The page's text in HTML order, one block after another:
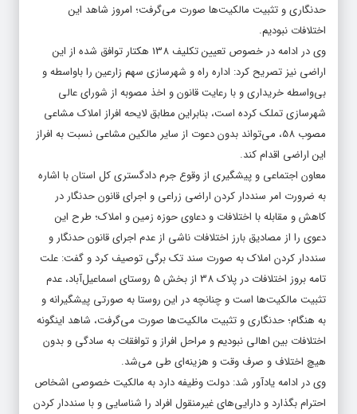
حدنگاری و تثبیت مالکیت‌ها صورت می‌گرفت؛ امروز شاهد این
اختلافات نبودیم.
وی در ادامه در خصوص تعیین تکلیف 138 هکتار توافق شده از این
اراضی نیز تصریح کرد: اداره راه و شهرسازی سهم زارعین را با‌واسطه و
بی‌واسطه خریداری و با رعایت قانون و اخذ مصوبه از شورای عالی
شهرسازی تملک کرده است، بنابراین مطابق لایحه افراز املاک مشاعی
مصوب 58، می‌تواند بدون دعوت از سایر مالکین مشاعی نسبت به افراز
این اراضی اقدام کند.
معاون اجتماعی و پیشگیری از وقوع جرم دادگستری کل استان با اشاره
به ضرورت امر سنددار کردن اراضی زراعی و اجرای قانون حدنگار در
کاهش و مقابله با اختلافات و دعاوی حوزه زمین و املاک؛ طرح این
دعوی را از مصادیق بارز اختلافات ناشی از عدم اجرای قانون حدنگار و
سنددار کردن املاک به صورت سند تک برگی توصیف کرد و گفت: علت
تامه بروز اختلافات در پلاک 38 از بخش 5 روستای اسماعیل‌آباد، عدم
تثبیت مالکیت‌ها است و چنانچه در این روستا به صورتی پیشگیرانه و
به هنگام؛ حدنگاری و تثبیت مالکیت‌ها صورت می‌گرفت، شاهد اینگونه
اختلافات بین اهالی نبودیم و مراحل افراز و توافقات به سادگی و بدون
هیچ اختلاف و صرف وقت و هزینه‌ای طی می‌شد.
وی در ادامه یادآور شد: دولت وظیفه دارد به مالکیت خصوصی اشخاص
احترام بگذارد و دارایی‌های غیرمنقول افراد را شناسایی و با سنددار کردن